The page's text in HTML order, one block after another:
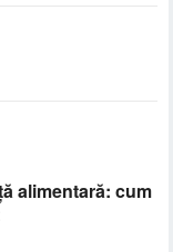
alimentară: cum